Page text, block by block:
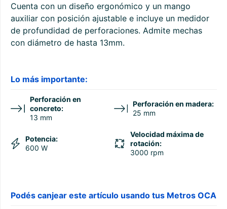
Cuenta con un diseño ergonómico y un mango
auxiliar con posición ajustable e incluye un medidor
de profundidad de perforaciones. Admite mechas
con diámetro de hasta 13mm.
Lo más importante:
Perforación en
concreto:
13 mm
Perforación en madera:
25 mm
Potencia:
600 W
Velocidad máxima de
rotación:
3000 rpm
Podés canjear este artículo usando tus Metros OCA